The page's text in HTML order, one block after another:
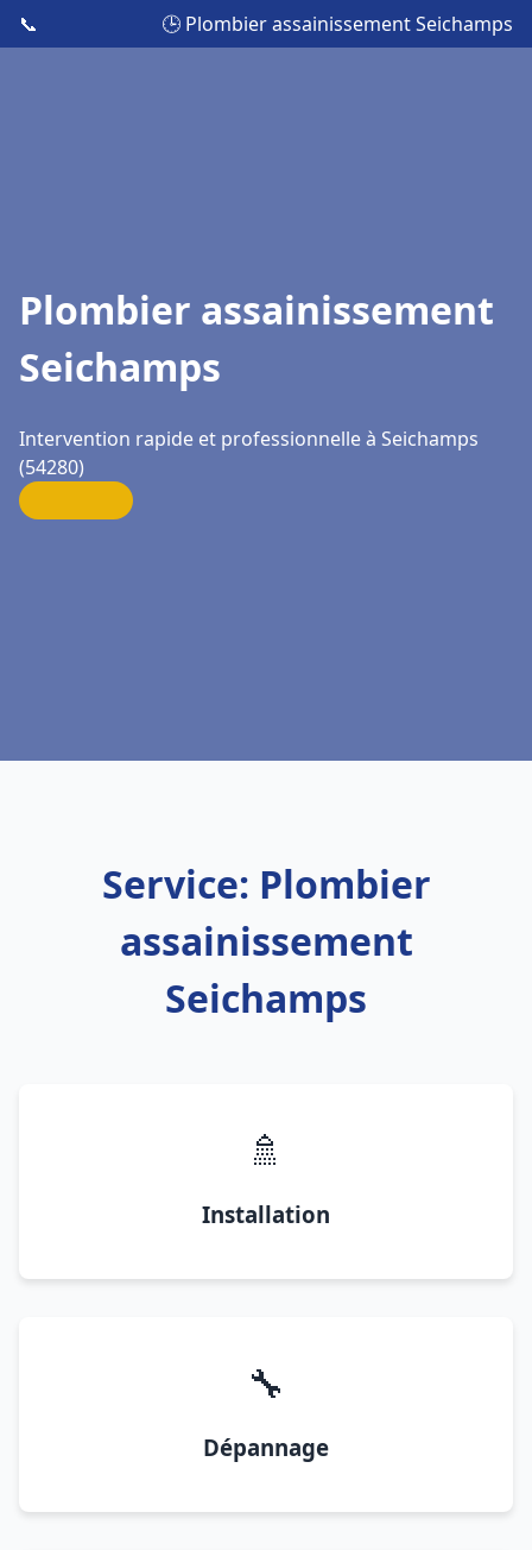
📞 🕒 Plombier assainissement Seichamps
Plombier assainissement
Seichamps
Intervention rapide et professionnelle à Seichamps
(54280)
Service: Plombier
assainissement
Seichamps
🚿
Installation
🔧
Dépannage